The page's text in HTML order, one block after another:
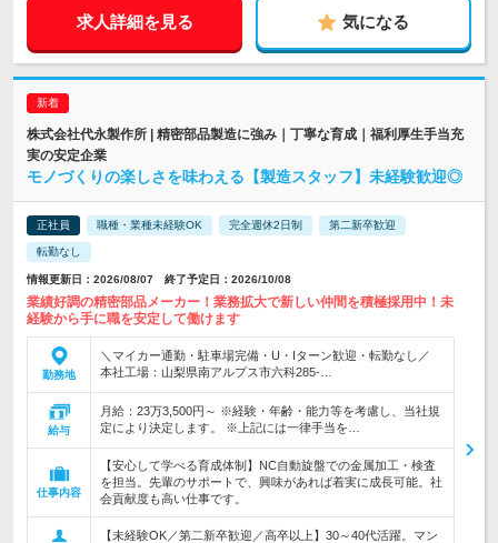
求人詳細を見る 気になる
株式会社代永製作所 | 精密部品製造に強み｜丁寧な育成｜福利厚生手当充
実の安定企業
モノづくりの楽しさを味わえる【製造スタッフ】未経験歓迎◎
正社員 職種・業種未経験OK 完全週休2日制 第二新卒歓迎
転勤なし
情報更新日：2026/08/07 終了予定日：2026/10/08
業績好調の精密部品メーカー！業務拡大で新しい仲間を積極採用中！未
経験から手に職を安定して働けます
勤務地
＼マイカー通勤・駐車場完備・U・Iターン歓迎・転勤なし／
本社工場：山梨県南アルプス市六科285-…
給与
月給：23万3,500円～ ※経験・年齢・能力等を考慮し、当社規
定により決定します。 ※上記には一律手当を…
仕事内容
【安心して学べる育成体制】NC自動旋盤での金属加工・検査
を担当。先輩のサポートで、興味があれば着実に成長可能。社
会貢献度も高い仕事です。
【未経験OK／第二新卒歓迎／高卒以上】30～40代活躍。マン